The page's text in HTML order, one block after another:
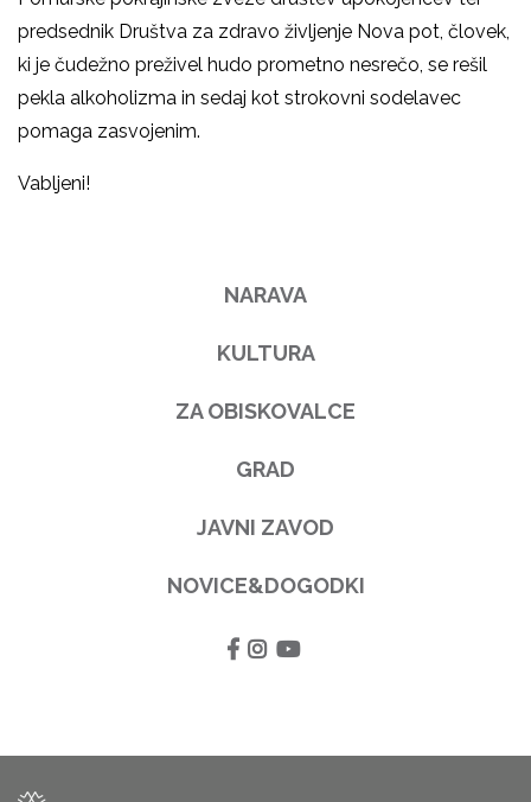
predsednik Društva za zdravo življenje Nova pot, človek,
ki je čudežno preživel hudo prometno nesrečo, se rešil
pekla alkoholizma in sedaj kot strokovni sodelavec
pomaga zasvojenim.
Vabljeni!
NARAVA
KULTURA
ZA OBISKOVALCE
GRAD
JAVNI ZAVOD
NOVICE&DOGODKI